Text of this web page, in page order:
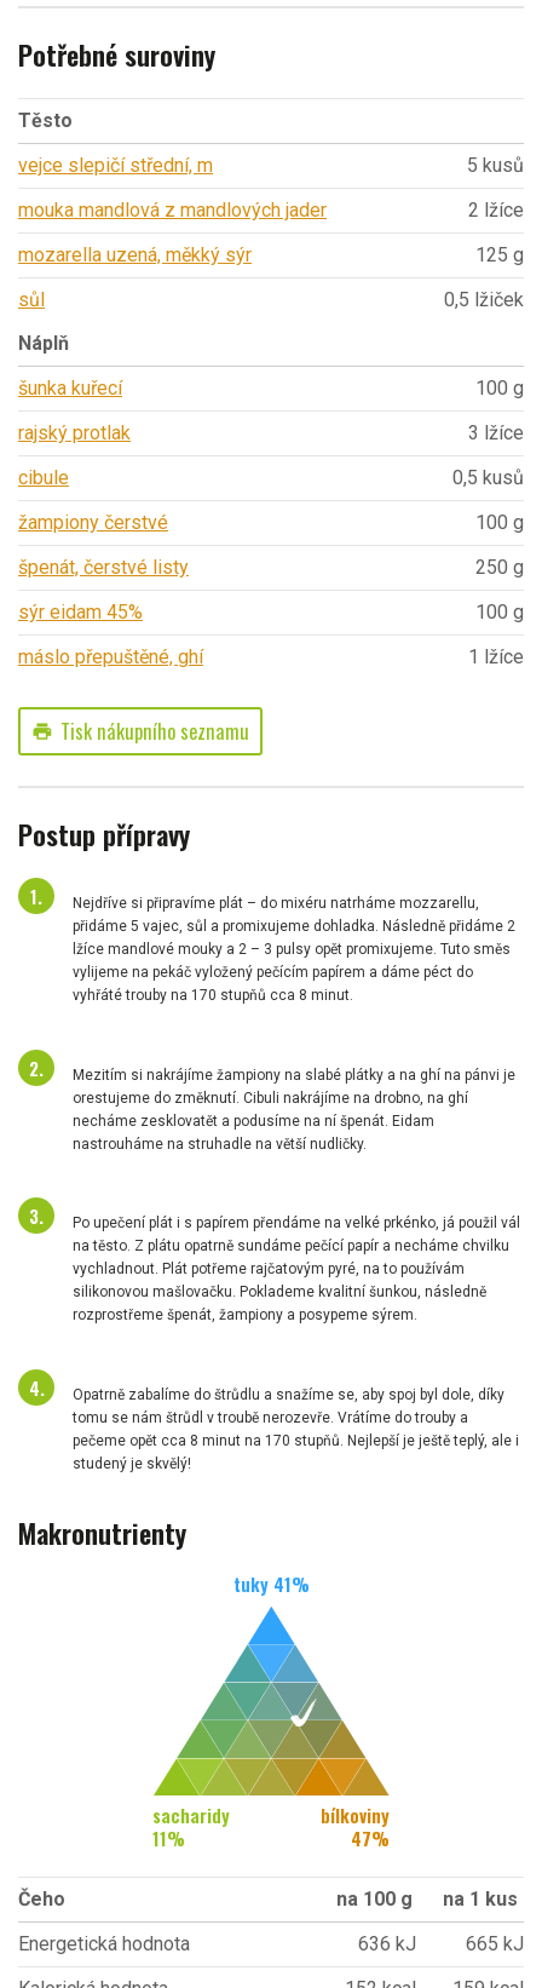
Potřebné suroviny
Těsto
vejce slepičí střední, m
5 kusů
mouka mandlová z mandlových jader
2 lžíce
mozarella uzená, měkký sýr
125 g
sůl
0,5 lžiček
Náplň
šunka kuřecí
100 g
rajský protlak
3 lžíce
cibule
0,5 kusů
žampiony čerstvé
100 g
špenát, čerstvé listy
250 g
sýr eidam 45%
100 g
máslo přepuštěné, ghí
1 lžíce
print Tisk nákupního seznamu
Postup přípravy
Nejdříve si připravíme plát – do mixéru natrháme mozzarellu,
přidáme 5 vajec, sůl a promixujeme dohladka. Následně přidáme 2
lžíce mandlové mouky a 2 – 3 pulsy opět promixujeme. Tuto směs
vylijeme na pekáč vyložený pečícím papírem a dáme péct do
vyhřáté trouby na 170 stupňů cca 8 minut.
Mezitím si nakrájíme žampiony na slabé plátky a na ghí na pánvi je
orestujeme do změknutí. Cibuli nakrájíme na drobno, na ghí
necháme zesklovatět a podusíme na ní špenát. Eidam
nastrouháme na struhadle na větší nudličky.
Po upečení plát i s papírem přendáme na velké prkénko, já použil vál
na těsto. Z plátu opatrně sundáme pečící papír a necháme chvilku
vychladnout. Plát potřeme rajčatovým pyré, na to používám
silikonovou mašlovačku. Poklademe kvalitní šunkou, následně
rozprostřeme špenát, žampiony a posypeme sýrem.
Opatrně zabalíme do štrůdlu a snažíme se, aby spoj byl dole, díky
tomu se nám štrůdl v troubě nerozevře. Vrátíme do trouby a
pečeme opět cca 8 minut na 170 stupňů. Nejlepší je ještě teplý, ale i
studený je skvělý!
Makronutrienty
tuky 41%
sacharidy
11%
bílkoviny
47%
Čeho na 100 g
na 1 kus
Energetická hodnota
636 kJ
665 kJ